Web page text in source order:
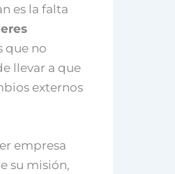
es la falta
que no
llevar a que
externos
empresa
su misión,